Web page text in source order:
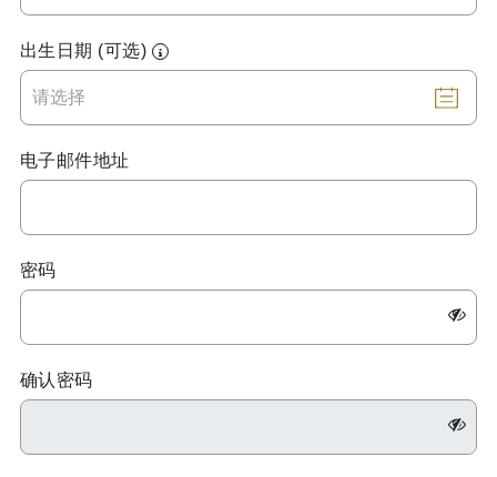
出生日期 (可选)
电子邮件地址
密码
确认密码